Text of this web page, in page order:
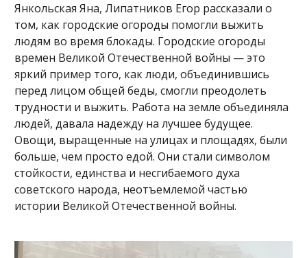
Янкольская Яна, Липатников Егор рассказали о
том, как городские огороды помогли выжить
людям во время блокады. Городские огороды
времен Великой Отечественной войны — это
яркий пример того, как люди, объединившись
перед лицом общей беды, смогли преодолеть
трудности и выжить. Работа на земле объединяла
людей, давала надежду на лучшее будущее.
Овощи, выращенные на улицах и площадях, были
больше, чем просто едой. Они стали символом
стойкости, единства и несгибаемого духа
советского народа, неотъемлемой частью
истории Великой Отечественной войны.